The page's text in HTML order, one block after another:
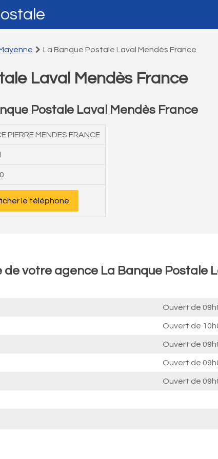
La Banque Postale Laval Mendès France
Laval Mendès France
Postale Laval Mendès France
PIERRE MENDES FRANCE
le téléphone
de votre agence La Banque Postale
Ouvert de
Ouvert de
Ouvert de
Ouvert de
Ouvert de